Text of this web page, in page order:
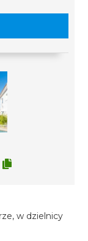
w dzielnicy